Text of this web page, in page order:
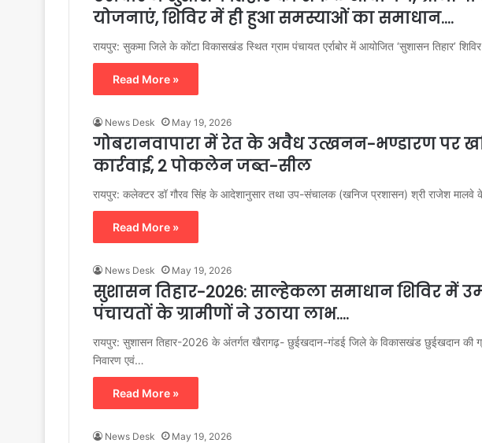
योजनाएं, शिविर में ही हुआ समस्याओं का समाधान….
रायपुर: सुकमा जिले के कोंटा विकासखंड स्थित ग्राम पंचायत एर्राबोर में आयोजित ‘सुशासन तिहार’
Read More »
News Desk May 19, 2026
गोबरानवापारा में रेत के अवैध उत्खनन-भण्डारण पर
कार्रवाई, 2 पोकलेन जब्त-सील
रायपुर: कलेक्टर डॉ गौरव सिंह के आदेशानुसार तथा उप-संचालक (खनिज प्रशासन) श्री राजेश
Read More »
News Desk May 19, 2026
सुशासन तिहार-2026: साल्हेकला समाधान शिविर में
पंचायतों के ग्रामीणों ने उठाया लाभ….
​रायपुर: सुशासन तिहार-2026 के अंतर्गत खैरागढ़- छुईखदान-गंडई जिले के विकासखंड छुईखदान की
निवारण एवं…
Read More »
News Desk May 19, 2026